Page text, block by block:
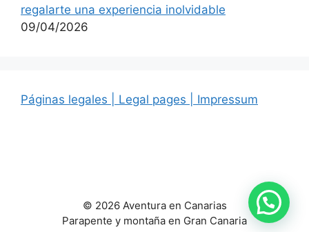
regalarte una experiencia inolvidable
09/04/2026
Páginas legales | Legal pages | Impressum
© 2026 Aventura en Canarias
Parapente y montaña en Gran Canaria